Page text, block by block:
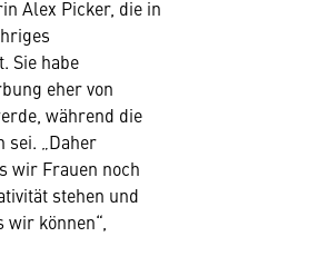
Alex Picker, die in
Sie habe
eher von
während die
sei. „Daher
wir Frauen noch
stehen und
wir können“,